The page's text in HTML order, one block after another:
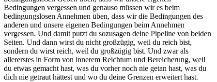
Bedingungen vergessen und genauso müssen wir es beim
bedingungslosen Annehmen üben, dass wir die Bedingungen des
anderen und unsere eigenen Bedingungen beim Annehmen
vergessen. Und damit putzt du sozusagen deine Pipeline von beiden
Seiten. Und dann wirst du nicht großzügig, weil du reich bist,
sondern du wirst reich, weil du großzügig bist. Und zwar als
allererstes in Form von innerem Reichtum und Bereicherung, weil
du etwas gemacht hast, was du vorher noch nie getan hast, was du
dich nie getraut hättest und wo du deine Grenzen erweitert hast.